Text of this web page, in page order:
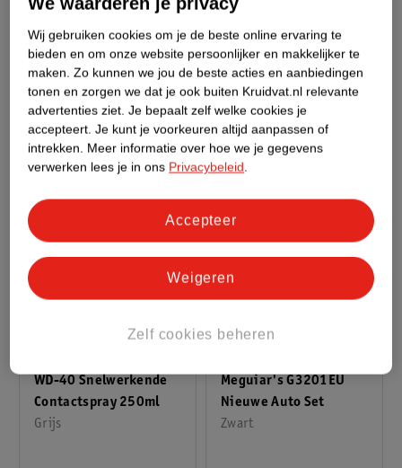
Meguiar's Ultimate
Velgenreiniger 710ml
Zwart
Meguiar's G250608EU
New Car
Luchtverfrisser Spray
237 Ml
Blauw
WD-40 Snelwerkende
Contactspray 250ml
Grijs
Meguiar's G3201EU
Nieuwe Auto Set
Zwart
Wij gebruiken cookies om je de beste online ervaring te
bieden en om onze website persoonlijker en makkelijker te
maken. Zo kunnen we jou de beste acties en aanbiedingen
tonen en zorgen we dat je ook buiten Kruidvat.nl relevante
advertenties ziet. Je bepaalt zelf welke cookies je
accepteert. Je kunt je voorkeuren altijd aanpassen of
intrekken. Meer informatie over hoe we je gegevens
verwerken lees je in ons Privacybeleid.
Zelf cookies beheren
Weigeren
Accepteer